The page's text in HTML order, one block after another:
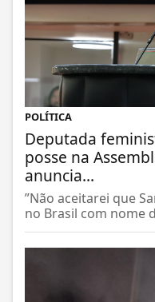
POLÍTICA
Deputada
posse na
anuncia...
”Não aceitarei que
no Brasil com nome